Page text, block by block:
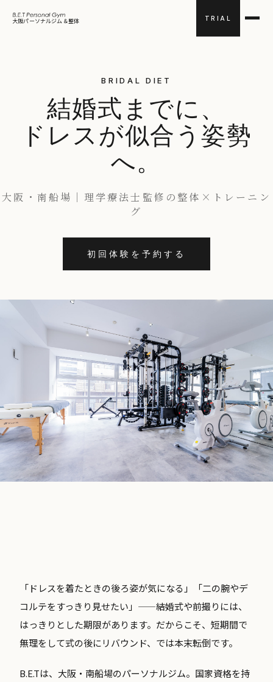
大阪パーソナルジム＆整体 TRIAL
BRIDAL DIET
結婚式までに、
ドレスが似合う姿勢
へ。
大阪・南船場｜理学療法士監修の整体×トレーニン
グ
初回体験を予約する
「ドレスを着たときの後ろ姿が気になる」「二の腕やデ
コルテをすっきり見せたい」——結婚式や前撮りには、
はっきりとした期限があります。だからこそ、短期間で
無理をして式の後にリバウンド、では本末転倒です。
B.E.Tは、大阪・南船場のパーソナルジム。国家資格を持